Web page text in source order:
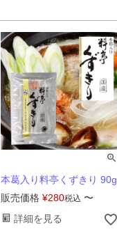
本葛入り料亭くずきり 90g
販売価格 ¥280税込 〜
詳細を見る